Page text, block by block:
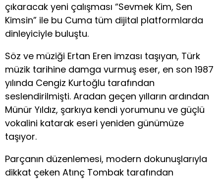
çıkaracak yeni çalışması “Sevmek Kim, Sen
Kimsin” ile bu Cuma tüm dijital platformlarda
dinleyiciyle buluştu.
Söz ve müziği Ertan Eren imzası taşıyan, Türk
müzik tarihine damga vurmuş eser, en son 1987
yılında Cengiz Kurtoğlu tarafından
seslendirilmişti. Aradan geçen yılların ardından
Münür Yıldız, şarkıya kendi yorumunu ve güçlü
vokalini katarak eseri yeniden günümüze
taşıyor.
Parçanın düzenlemesi, modern dokunuşlarıyla
dikkat çeken Atınç Tombak tarafından